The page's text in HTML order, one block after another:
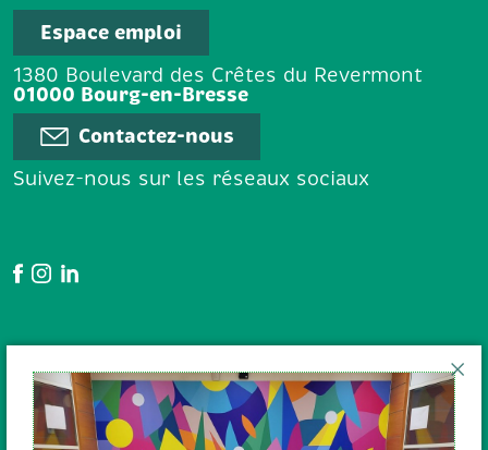
Espace emploi
1380 Boulevard des Crêtes du Revermont
01000 Bourg-en-Bresse
Contactez-nous
Suivez-nous sur les réseaux sociaux
Google Avis
En poursuivant votre navigation